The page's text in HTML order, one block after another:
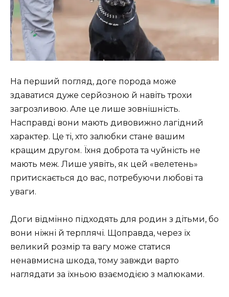
На перший погляд, доге порода може
здаватися дуже серйозною й навіть трохи
загрозливою. Але це лише зовнішність.
Насправді вони мають дивовижно лагідний
характер. Це ті, хто залюбки стане вашим
кращим другом. Їхня доброта та чуйність не
мають меж. Лише уявіть, як цей «велетень»
притискається до вас, потребуючи любові та
уваги.
Доги відмінно підходять для родин з дітьми, бо
вони ніжні й терплячі. Щоправда, через їх
великий розмір та вагу може статися
ненавмисна шкода, тому завжди варто
наглядати за їхньою взаємодією з малюками.